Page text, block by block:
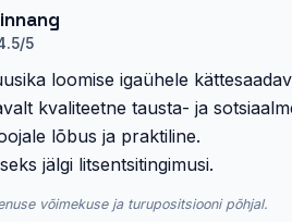
5
loomise igaühele
kvaliteetne tausta- ja
lõbus ja praktiline.
jälgi litsentsitingimusi.
võimekuse ja turupositsiooni põhjal.